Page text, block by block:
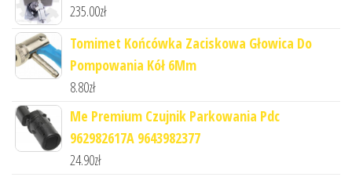
235.00zł
Tomimet Końcówka Zaciskowa Głowica Do
Pompowania Kół 6Mm
8.80zł
Me Premium Czujnik Parkowania Pdc
962982617A 9643982377
24.90zł